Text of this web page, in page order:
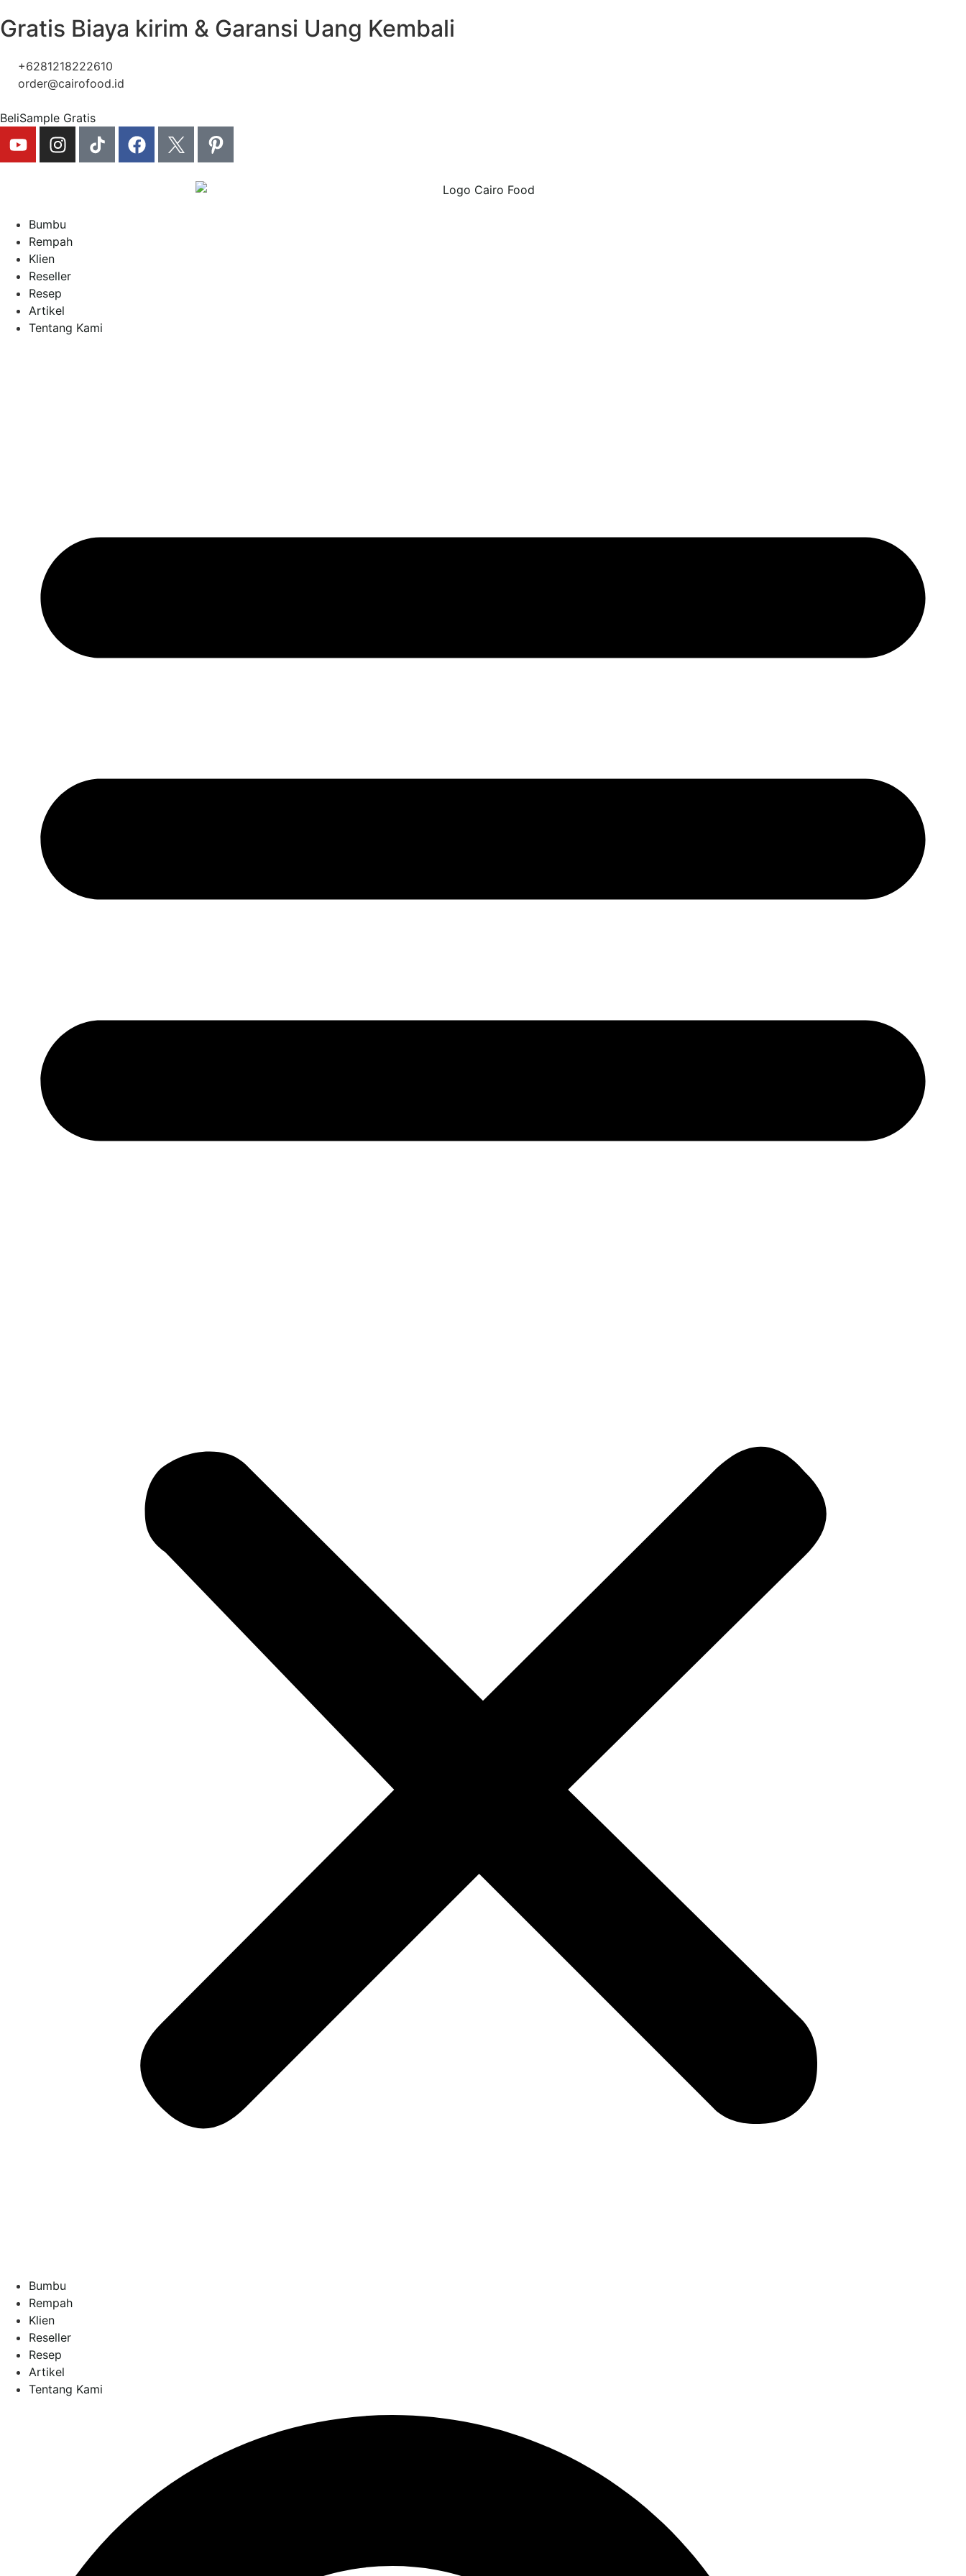
Gratis Biaya kirim & Garansi Uang Kembali
+6281218222610
order@cairofood.id
BeliSample Gratis
Bumbu
Rempah
Klien
Reseller
Resep
Artikel
Tentang Kami
Bumbu
Rempah
Klien
Reseller
Resep
Artikel
Tentang Kami